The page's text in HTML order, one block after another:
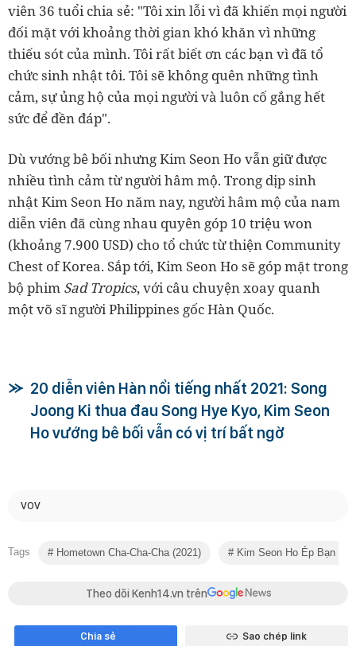
viên 36 tuổi chia sẻ: "Tôi xin lỗi vì đã khiến mọi người
đối mặt với khoảng thời gian khó khăn vì những
thiếu sót của mình. Tôi rất biết ơn các bạn vì đã tổ
chức sinh nhật tôi. Tôi sẽ không quên những tình
cảm, sự ủng hộ của mọi người và luôn cố gắng hết
sức để đền đáp".
Dù vướng bê bối nhưng Kim Seon Ho vẫn giữ được
nhiều tình cảm từ người hâm mộ. Trong dịp sinh
nhật Kim Seon Ho năm nay, người hâm mộ của nam
diễn viên đã cùng nhau quyên góp 10 triệu won
(khoảng 7.900 USD) cho tổ chức từ thiện Community
Chest of Korea. Sắp tới, Kim Seon Ho sẽ góp mặt trong
bộ phim Sad Tropics, với câu chuyện xoay quanh
một võ sĩ người Philippines gốc Hàn Quốc.
20 diễn viên Hàn nổi tiếng nhất 2021: Song
Joong Ki thua đau Song Hye Kyo, Kim Seon
Ho vướng bê bối vẫn có vị trí bất ngờ
VOV
Tags Hometown Cha-Cha-Cha (2021) Kim Seon Ho Ép Bạn
Theo dõi Kenh14.vn trên
Chia sẻ Sao chép link